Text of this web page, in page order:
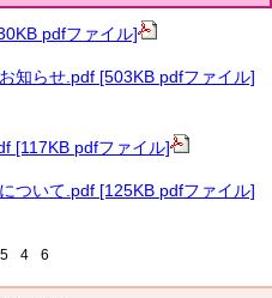
pdfファイル]
知らせ.pdf [503KB pdfファイル]
[117KB pdfファイル]
ついて.pdf [125KB pdfファイル]
5 4 6